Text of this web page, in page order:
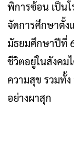
พิการซ้อน เป็น
จัดการศึกษาตั้ง
มัธยมศึกษาปีที่
ชีวิตอยู่ในสังคม
ความสุข รวมทั้
อย่างผาสุก